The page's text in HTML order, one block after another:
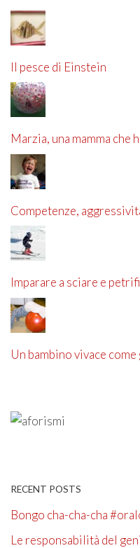
Il pesce di Einstein
Marzia, una mamma che
Competenze,
Imparare a sciare e
Un bambino vivace
RECENT POSTS
Bongo cha-cha-cha
Le responsabilità del